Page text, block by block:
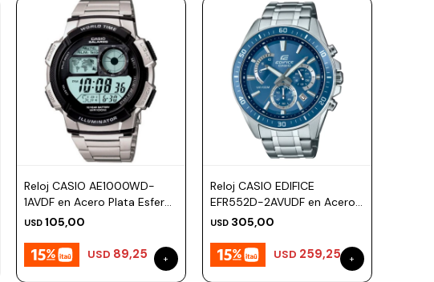
Reloj CASIO AE1000WD-
1AVDF en Acero Plata Esfera
48mm
USD 105,00
USD 89,25
Reloj CASIO EDIFICE
EFR552D-2AVUDF en Acero
Plateado Esfera 47mm
USD 305,00
USD 259,25